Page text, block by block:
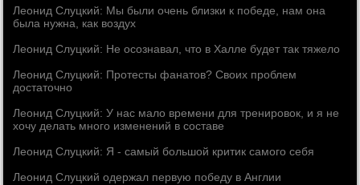
Леонид Слуцкий: Мы были очень близки к победе, нам она
была нужна, как воздух
Леонид Слуцкий: Не осознавал, что в Халле будет так тяжело
Леонид Слуцкий: Протесты фанатов? Своих проблем
достаточно
Леонид Слуцкий: У нас мало времени для тренировок, и я не
хочу делать много изменений в составе
Леонид Слуцкий: Я - самый большой критик самого себя
Леонид Слуцкий одержал первую победу в Англии